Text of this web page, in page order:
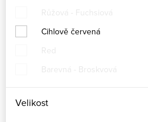
Růžová - Fuchsiová
Cihlově červená
Red
Barevná - Broskvová
Velikost